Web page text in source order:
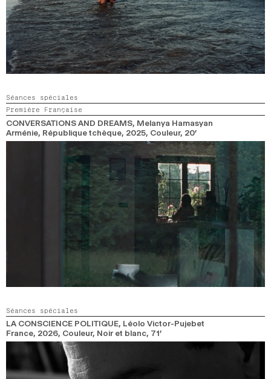
Séances spéciales
Première Française
CONVERSATIONS AND DREAMS, Melanya Hamasyan
Arménie, République tchèque, 2025, Couleur, 20’
Séances spéciales
LA CONSCIENCE POLITIQUE, Léolo Victor-Pujebet
France, 2026, Couleur, Noir et blanc, 71’